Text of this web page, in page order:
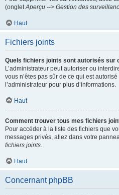
(ongletAperçu --> Gestion des
Haut
Fichiers joints
Quels fichiers joints sont autorisés sur
L’administrateur peut autoriser ou
vous n’êtes pas sûr de ce qui est
l’administrateur pour plus d’informations.
Haut
Comment trouver tous mes fichiers
Pour accéder à la liste des fichiers que
messages privés, allez dans votre
fichiers joints.
Haut
Concernant phpBB